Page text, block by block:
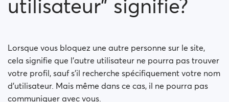
Comment puis-je débloquer une personne ?
Je rencontre des problèmes de site. Que fais-je?
Comment vider le cache et effacer les cookies ?
utilisateur" signifie?
Lorsque vous bloquez une autre personne sur le site,
cela signifie que l’autre utilisateur ne pourra pas trouver
votre profil, sauf s’il recherche spécifiquement votre nom
d’utilisateur. Mais même dans ce cas, il ne pourra pas
communiquer avec vous.